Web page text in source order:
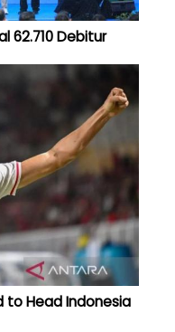
62.710 Debitur
to Head Indonesia